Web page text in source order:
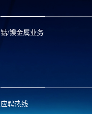
钴/镍金属业务
应聘热线